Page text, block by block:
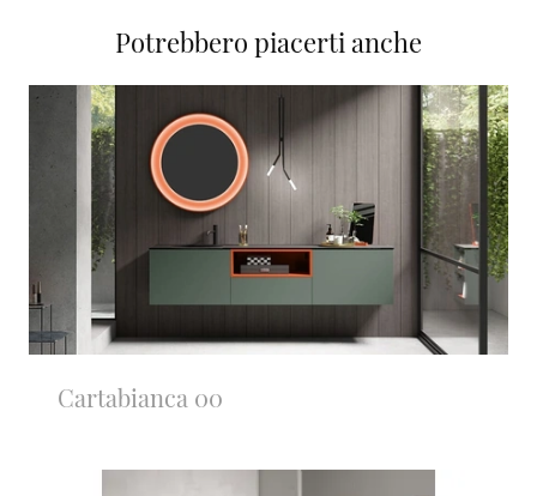
Potrebbero piacerti anche
Cartabianca 00